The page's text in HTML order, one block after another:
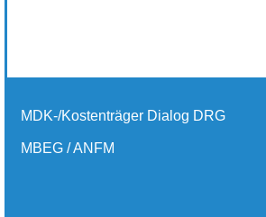
MDK-/Kostenträger Dialog DRG
MBEG / ANFM